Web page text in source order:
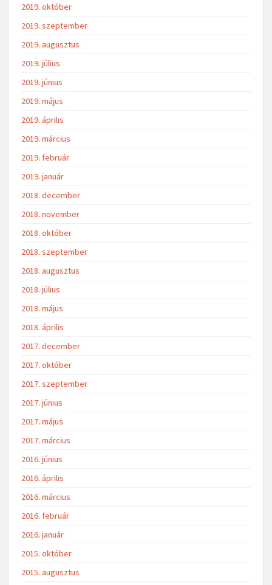
2019. október
2019. szeptember
2019. augusztus
2019. július
2019. június
2019. május
2019. április
2019. március
2019. február
2019. január
2018. december
2018. november
2018. október
2018. szeptember
2018. augusztus
2018. július
2018. május
2018. április
2017. december
2017. október
2017. szeptember
2017. június
2017. május
2017. március
2016. június
2016. április
2016. március
2016. február
2016. január
2015. október
2015. augusztus